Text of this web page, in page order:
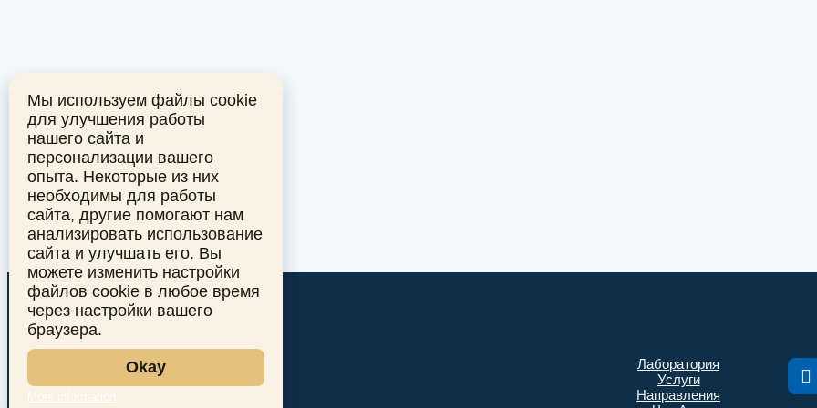
Лаборатория
Услуги
Направления
Мы используем файлы cookie
для улучшения работы
нашего сайта и
персонализации вашего
опыта. Некоторые из них
необходимы для работы
сайта, другие помогают нам
анализировать использование
сайта и улучшать его. Вы
можете изменить настройки
файлов cookie в любое время
через настройки вашего
браузера.
Okay
More information